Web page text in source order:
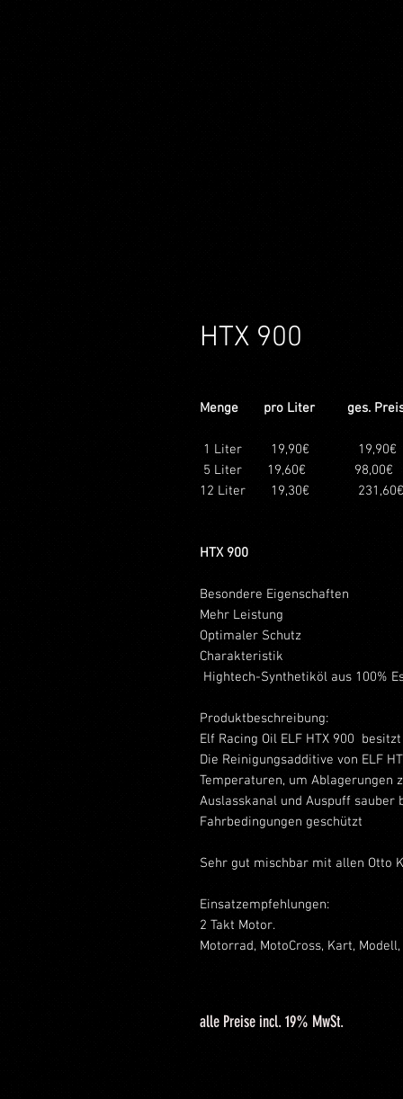
HTX 900
Menge pro Liter ges.
1 Liter 19,90€
19,90€
5 Liter
19,60€
98,00€
12 Liter 19,30€ 231,60€
HTX 900
Besondere Eigenschaften
Mehr Leistung
Optimaler Schutz
Charakteristik
Hightech-Synthetiköl aus 100%
Produktbeschreibung:
Elf Racing Oil ELF HTX 900
Die Reinigungsadditive von ELF
Temperaturen, um Ablagerungen
Auslasskanal und Auspuff
Fahrbedingungen geschützt
Sehr gut mischbar mit allen Otto
Einsatzempfehlungen:
2 Takt Motor.
Motorrad, MotoCross, Kart,
alle Preise incl. 19% MwSt.